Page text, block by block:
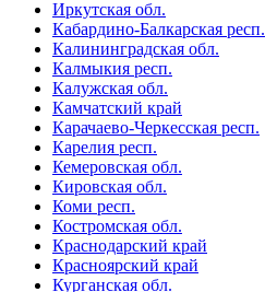
Иркутская обл.
Кабардино-Балкарская респ.
Калининградская обл.
Калмыкия респ.
Калужская обл.
Камчатский край
Карачаево-Черкесская респ.
Карелия респ.
Кемеровская обл.
Кировская обл.
Коми респ.
Костромская обл.
Краснодарский край
Красноярский край
Курганская обл.